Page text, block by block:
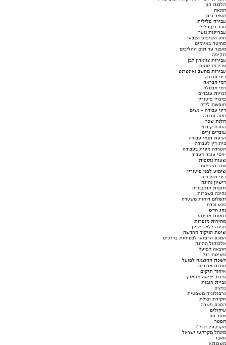
הלבנת הון
הונאה
מעצר בית
עבירה פלילית
סדר דין פלילי
עבריינות נוער
חוק השיפוט הצבאי
סחיטה באיומים
מעצר עד תום ההליכים
תקיפה
עבירות צווארון לבן
עבירות סמים
עבירות מחשב ואינטרנט
דיני עבודה
דמי הבראה
דמי אבטלה
זכויות עובדים
פיצויי פיטורין
חופשת לידה
דיני עבודה - נשים
חוזה עבודה
הלנת שכר
הסכם קיבוצי
עובדים זרים
הרעת תנאי עבודה
בית דין לעבודה
הטרדה מינית בעבודה
יחסי עובד מעביד
שעות נוספות
שכר מינימום
שימוע לפני פיטורין
דיני תעבורה
רישיון נהיגה
תקנות התעבורה
נהיגה בשכרות
תשלום דוחות משטרה
פגע וברח
נהג חדש
תאונת אופנוע
מהירות מופרזת
נהיגה ללא רישיון
שיטת הניקוד החדשה
המכון הרפואי לבטיחות בדרכים
אלכוהול ונהיגה
הוצאה לפועל
פשיטת רגל
לשכת ההוצאה לפועל
חובות אבודים
איחוד תיקים
עיכוב יציאה מהארץ
גביית חובות
בנקים
גרפולוגיה משפטית
חקירת יכולת
הסכם פשרה
עיקולים
שטר חוב
הפטר
מקרקעין ונדל"ן
מינהל מקרקעי ישראל
טאבו
משכנתא